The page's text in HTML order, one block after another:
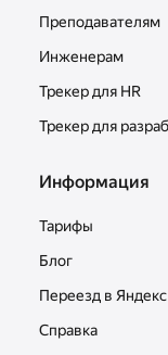
Преподавателям
Инженерам
Трекер для HR
Трекер для
Информация
Тарифы
Блог
Переезд в
Справка